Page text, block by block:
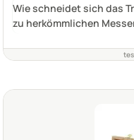
Wie schneidet sich das
zu herkömmlichen